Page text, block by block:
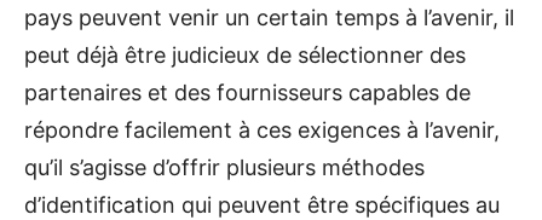
pays peuvent venir un certain temps à l’avenir, il
peut déjà être judicieux de sélectionner des
partenaires et des fournisseurs capables de
répondre facilement à ces exigences à l’avenir,
qu’il s’agisse d’offrir plusieurs méthodes
d’identification qui peuvent être spécifiques au